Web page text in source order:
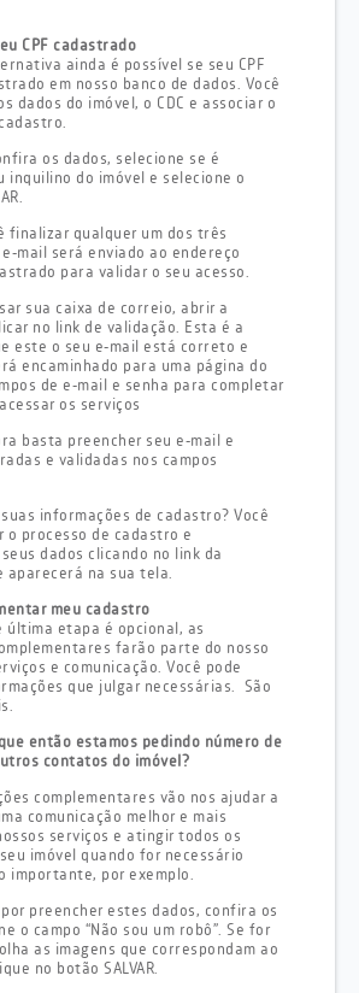
CPF cadastrado
ainda é possível se seu CPF
em nosso banco de dados. Você
dados do imóvel, o CDC e associar o
os dados, selecione se é
inquilino do imóvel e selecione o
finalizar qualquer um dos três
mail será enviado ao endereço
para validar o seu acesso.
sua caixa de correio, abrir a
no link de validação. Esta é a
este o seu e-mail está correto e
encaminhado para uma página do
de e-mail e senha para completar
os serviços
basta preencher seu e-mail e
e validadas nos campos
informações de cadastro? Você
o processo de cadastro e
dados clicando no link da
aparecerá na sua tela.
meu cadastro
última etapa é opcional, as
farão parte do nosso
e comunicação. Você pode
que julgar necessárias. São
que então estamos pedindo número de
contatos do imóvel?
complementares vão nos ajudar a
comunicação melhor e mais
serviços e atingir todos os
imóvel quando for necessário
importante, por exemplo.
preencher estes dados, confira os
o campo “Não sou um robô”. Se for
as imagens que correspondam ao
no botão SALVAR.